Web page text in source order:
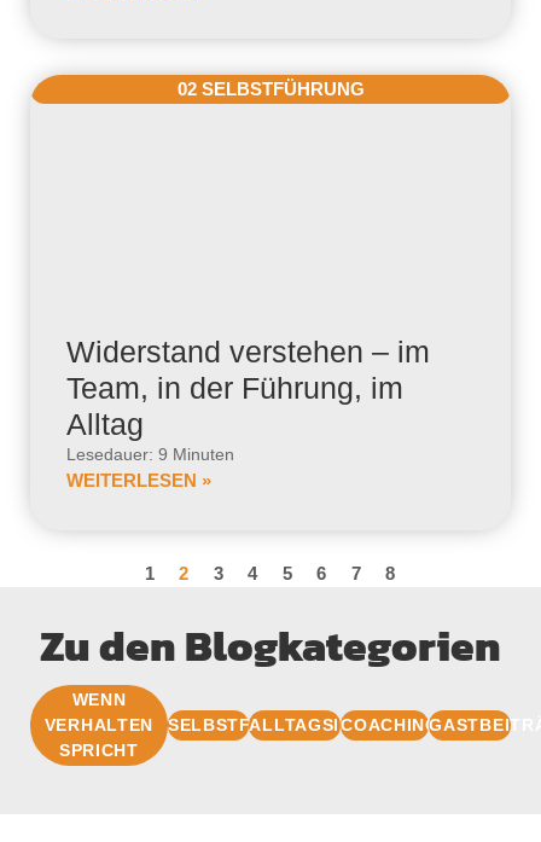
02 SELBSTFÜHRUNG
Widerstand verstehen – im
Team, in der Führung, im
Alltag
Lesedauer: 9 Minuten
WEITERLESEN »
1 2 3 4 5 6 7 8
Zu den Blogkategorien
WENN
VERHALTEN
SPRICHT
SELBSTFÜHRUNGALLTAGSIMPULSECOACHINGBASIS